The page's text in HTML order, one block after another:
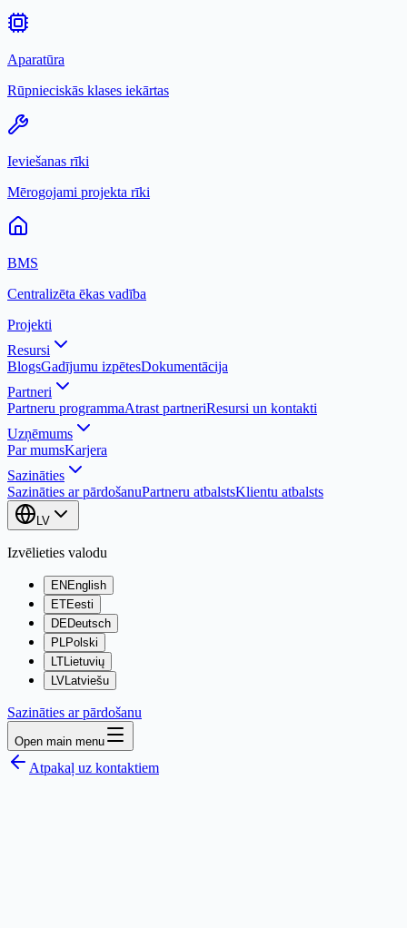
Aparatūra
Rūpnieciskās klases iekārtas
Ieviešanas rīki
Mērogojami projekta rīki
BMS
Centralizēta ēkas vadība
Projekti
Resursi
BlogsGadījumu izpētesDokumentācija
Partneri
Partneru programmaAtrast partneriResursi un kontakti
Uzņēmums
Par mumsKarjera
Sazināties
Sazināties ar pārdošanuPartneru atbalstsKlientu atbalsts
LV
Izvēlieties valodu
EN English
ETEesti
DEDeutsch
PLPolski
LTLietuvių
LVLatviešu
Sazināties ar pārdošanu
Open main menu
Atpakaļ uz kontaktiem